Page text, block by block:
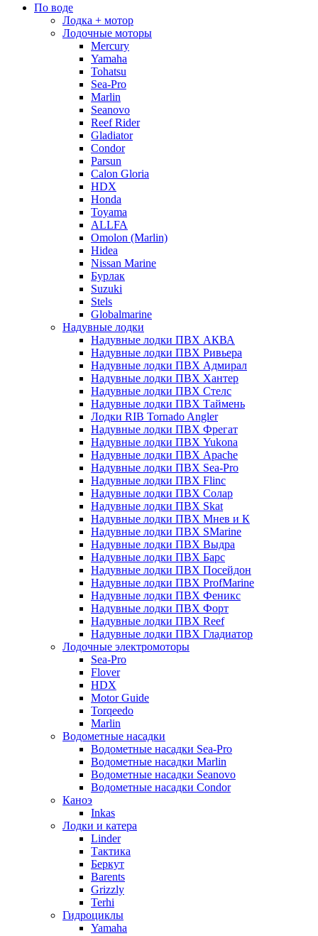
По воде
Лодка + мотор
Лодочные моторы
Mercury
Yamaha
Tohatsu
Sea-Pro
Marlin
Seanovo
Reef Rider
Gladiator
Condor
Parsun
Calon Gloria
HDX
Honda
Toyama
ALLFA
Omolon (Marlin)
Hidea
Nissan Marine
Бурлак
Suzuki
Stels
Globalmarine
Надувные лодки
Надувные лодки ПВХ АКВА
Надувные лодки ПВХ Ривьера
Надувные лодки ПВХ Адмирал
Надувные лодки ПВХ Хантер
Надувные лодки ПВХ Стелс
Надувные лодки ПВХ Таймень
Лодки RIB Tornado Angler
Надувные лодки ПВХ Фрегат
Надувные лодки ПВХ Yukona
Надувные лодки ПВХ Apache
Надувные лодки ПВХ Sea-Pro
Надувные лодки ПВХ Flinc
Надувные лодки ПВХ Солар
Надувные лодки ПВХ Skat
Надувные лодки ПВХ Мнев и К
Надувные лодки ПВХ SMarine
Надувные лодки ПВХ Выдра
Надувные лодки ПВХ Барс
Надувные лодки ПВХ Посейдон
Надувные лодки ПВХ ProfMarine
Надувные лодки ПВХ Феникс
Надувные лодки ПВХ Форт
Надувные лодки ПВХ Reef
Надувные лодки ПВХ Гладиатор
Лодочные электромоторы
Sea-Pro
Flover
HDX
Motor Guide
Torqeedo
Marlin
Водометные насадки
Водометные насадки Sea-Pro
Водометные насадки Marlin
Водометные насадки Seanovo
Водометные насадки Condor
Каноэ
Inkas
Лодки и катера
Linder
Тактика
Беркут
Barents
Grizzly
Terhi
Гидроциклы
Yamaha